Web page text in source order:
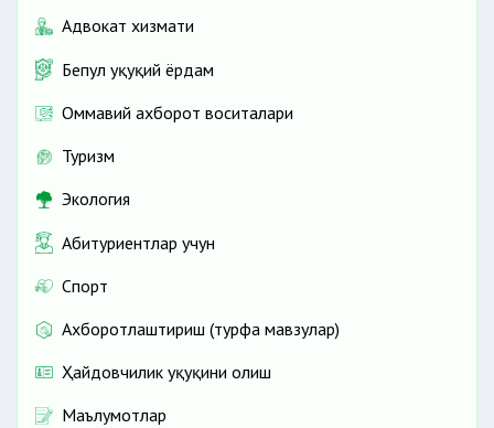
Адвокат хизмати
Бепул ҳуқуқий ёрдам
Оммавий ахборот воситалари
Туризм
Экология
Абитуриентлар учун
Спорт
Ахборотлаштириш (турфа мавзулар)
Ҳайдовчилик ҳуқуқини олиш
Маълумотлар